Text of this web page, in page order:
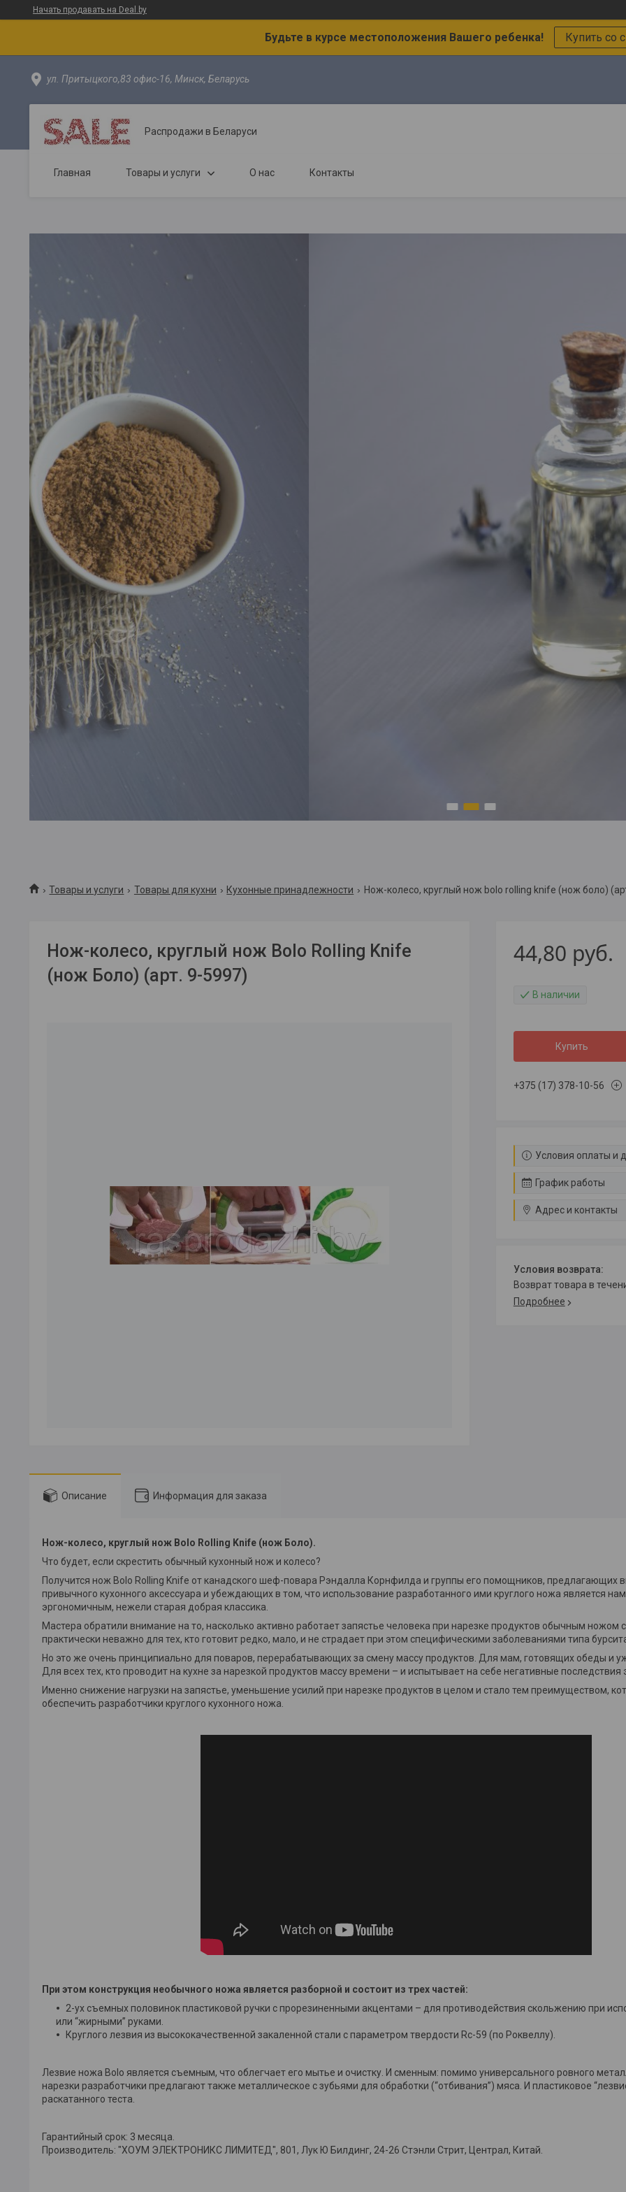
Начать продавать на Deal.by
Будьте в курсе местоположения Вашего ребенка! Купить со
ул. Притыцкого,83 офис-16, Минск, Беларусь
Распродажи в Беларуси
Главная Товары и услуги О нас Контакты
Товары и услуги Товары для кухни Кухонные принадлежности Нож-колесо, круглый нож bolo rolling knife (нож боло)
Нож-колесо, круглый нож Bolo Rolling Knife
(нож Боло) (арт. 9-5997)
44,80 руб.
В наличии
Купить
+375 (17) 378-10-56
Условия оплаты и
График работы
Адрес и контакты
возврат товара в
Подробнее
Описание Информация для заказа
Нож-колесо, круглый нож Bolo Rolling Knife (нож Боло).
Что будет, если скрестить обычный кухонный нож и колесо?
Получится нож Bolo Rolling Knife от канадского шеф-повара Рэндалла Корнфилда и группы его помощников, предлагающих
привычного кухонного аксессуара и убеждающих в том, что использование разработанного ими круглого ножа является
эргономичным, нежели старая добрая классика.
Мастера обратили внимание на то, насколько активно работает запястье человека при нарезке продуктов обычным ножом
практически неважно для тех, кто готовит редко, мало, и не страдает при этом специфическими заболеваниями типа
Но это же очень принципиально для поваров, перерабатывающих за смену массу продуктов. Для мам, готовящих обеды и
Для всех тех, кто проводит на кухне за нарезкой продуктов массу времени – и испытывает на себе негативные последствия
Именно снижение нагрузки на запястье, уменьшение усилий при нарезке продуктов в целом и стало тем преимуществом,
обеспечить разработчики круглого кухонного ножа.
При этом конструкция необычного ножа является разборной и состоит из трех частей:
2-ух съемных половинок пластиковой ручки с прорезиненными акцентами – для противодействия скольжению при
или “жирными” руками.
Круглого лезвия из высококачественной закаленной стали с параметром твердости Rc-59 (по Роквеллу).
Лезвие ножа Bolo является съемным, что облегчает его мытье и очистку. И сменным: помимо универсального ровного
нарезки разработчики предлагают также металлическое с зубьями для обработки (“отбивания”) мяса. И пластиковое
раскатанного теста.
Гарантийный срок: 3 месяца.
Производитель: "ХОУМ ЭЛЕКТРОНИКС ЛИМИТЕД", 801, Лук Ю Билдинг, 24-26 Стэнли Стрит, Централ, Китай.